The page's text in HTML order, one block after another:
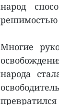
народ
решимостью
Многие
народа